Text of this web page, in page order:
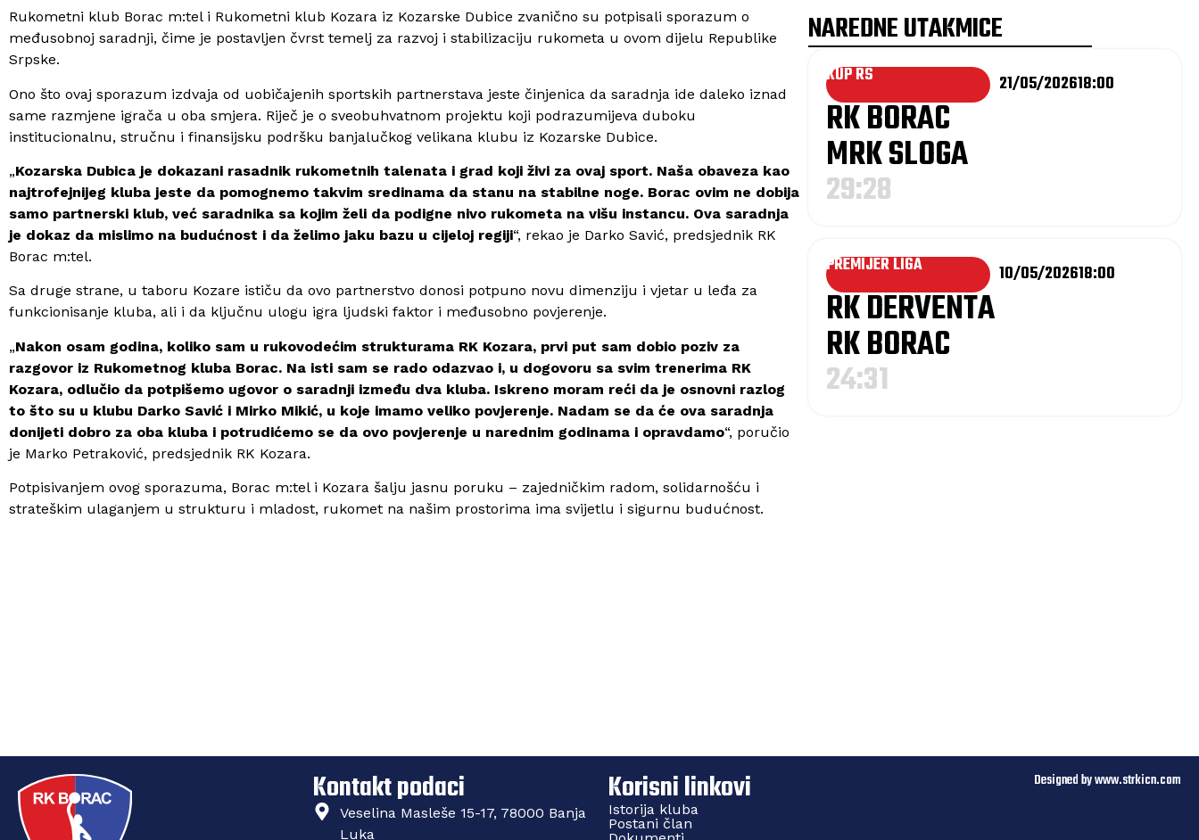
Rukometni klub Borac m:tel i Rukometni klub Kozara iz Kozarske Dubice zvanično su potpisali sporazum o
međusobnoj saradnji, čime je postavljen čvrst temelj za razvoj i stabilizaciju rukometa u ovom dijelu Republike
Srpske.
Ono što ovaj sporazum izdvaja od uobičajenih sportskih partnerstava jeste činjenica da saradnja ide daleko iznad
same razmjene igrača u oba smjera. Riječ je o sveobuhvatnom projektu koji podrazumijeva duboku
institucionalnu, stručnu i finansijsku podršku banjalučkog velikana klubu iz Kozarske Dubice.
„Kozarska Dubica je dokazani rasadnik rukometnih talenata i grad koji živi za ovaj sport. Naša obaveza kao
najtrofejnijeg kluba jeste da pomognemo takvim sredinama da stanu na stabilne noge. Borac ovim ne dobija
samo partnerski klub, već saradnika sa kojim želi da podigne nivo rukometa na višu instancu. Ova saradnja
je dokaz da mislimo na budućnost i da želimo jaku bazu u cijeloj regiji“, rekao je Darko Savić, predsjednik RK
Borac m:tel.
Sa druge strane, u taboru Kozare ističu da ovo partnerstvo donosi potpuno novu dimenziju i vjetar u leđa za
funkcionisanje kluba, ali i da ključnu ulogu igra ljudski faktor i međusobno povjerenje.
„Nakon osam godina, koliko sam u rukovodećim strukturama RK Kozara, prvi put sam dobio poziv za
razgovor iz Rukometnog kluba Borac. Na isti sam se rado odazvao i, u dogovoru sa svim trenerima RK
Kozara, odlučio da potpišemo ugovor o saradnji između dva kluba. Iskreno moram reći da je osnovni razlog
to što su u klubu Darko Savić i Mirko Mikić, u koje imamo veliko povjerenje. Nadam se da će ova saradnja
donijeti dobro za oba kluba i potrudićemo se da ovo povjerenje u narednim godinama i opravdamo“, poručio
je Marko Petraković, predsjednik RK Kozara.
Potpisivanjem ovog sporazuma, Borac m:tel i Kozara šalju jasnu poruku – zajedničkim radom, solidarnošću i
strateškim ulaganjem u strukturu i mladost, rukomet na našim prostorima ima svijetlu i sigurnu budućnost.
NAREDNE UTAKMICE
KUP RS 21/05/202618:00
RK BORAC
MRK SLOGA
29:28
PREMIJER LIGA 10/05/202618:00
RK DERVENTA
RK BORAC
24:31
Kontakt podaci
Veselina Masleše 15-17, 78000 Banja
Luka
Korisni linkovi
Istorija kluba
Postani član
Designed by www.strkicn.com​